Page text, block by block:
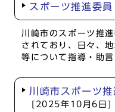
スポーツ推進委員
川崎市のスポーツ推
されており、日々、
等について指導・助言
川崎市スポーツ推
[2025年10月6日]